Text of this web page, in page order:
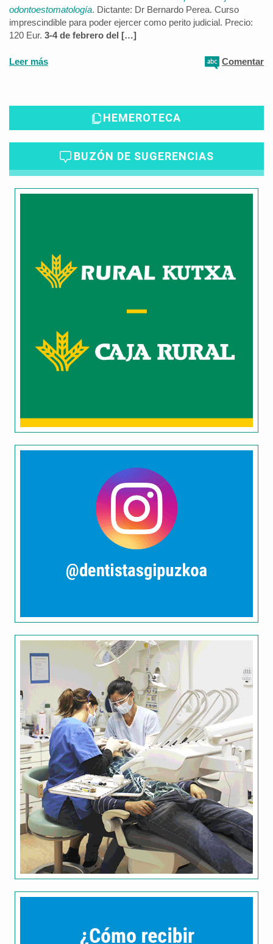
odontoestomatología. Dictante: Dr Bernardo Perea. Curso
imprescindible para poder ejercer como perito judicial. Precio:
120 Eur. 3-4 de febrero del […]
Leer más Comentar
HEMEROTECA
BUZÓN DE SUGERENCIAS